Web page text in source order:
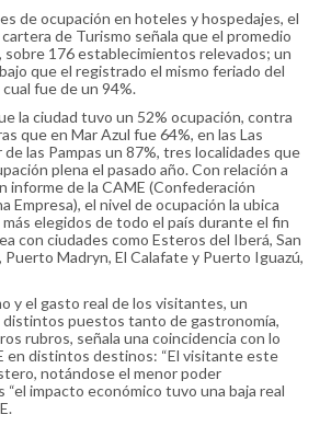
de ocupación en hoteles y hospedajes, el
de Turismo señala que el promedio
sobre 176 establecimientos relevados; un
que el registrado el mismo feriado del
fue de un 94%.
la ciudad tuvo un 52% ocupación, contra
que en Mar Azul fue 64%, en las Las
las Pampas un 87%, tres localidades que
plena el pasado año. Con relación a
informe de la CAME (Confederación
Empresa), el nivel de ocupación la ubica
elegidos de todo el país durante el fin
con ciudades como Esteros del Iberá, San
Puerto Madryn, El Calafate y Puerto Iguazú,
y el gasto real de los visitantes, un
puestos tanto de gastronomía,
rubros, señala una coincidencia con lo
en distintos destinos: “El visitante este
notándose el menor poder
“el impacto económico tuvo una baja real